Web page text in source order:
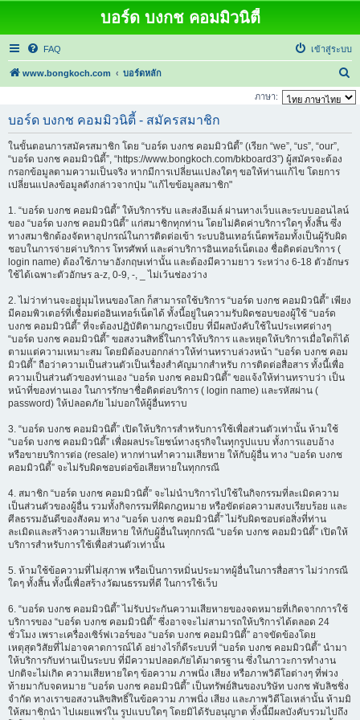
บอร์ด บงกช คอมมิวนิตี้
FAQ เข้าสู่ระบบ
www.bongkoch.com บอร์ดหลัก
น
ภาษา:
บอร์ด บงกช คอมมิวนิตี้ - สมัครสมาชิก
ในขั้นตอนการสมัครสมาชิก โดย “บอร์ด บงกช คอมมิวนิตี้” (เรียก “we”, “us”, “our”,
“บอร์ด บงกช คอมมิวนิตี้”, “https://www.bongkoch.com/bkboard3”) ผู้สมัครจะต้อง
กรอกข้อมูลตามความเป็นจริง หากมีการเปลี่ยนแปลงใดๆ ขอให้ท่านแก้ไข โดยการ
เปลี่ยนแปลงข้อมูลดังกล่าวจากปุ่ม "แก้ไขข้อมูลสมาชิก"
1. “บอร์ด บงกช คอมมิวนิตี้” ให้บริการรับ และส่งอีเมล์ ผ่านทางเว็บและระบบออนไลน์
ของ “บอร์ด บงกช คอมมิวนิตี้” แก่สมาชิกทุกท่าน โดยไม่คิดค่าบริการใดๆ ทั้งสิ้น ซึ่ง
ทางสมาชิกต้องจัดหาอุปกรณ์ในการติดต่อเข้า ระบบอินเทอร์เน็ตพร้อมทั้งเป็นผู้รับผิด
ชอบในการจ่ายค่าบริการ โทรศัพท์ และค่าบริการอินเทอร์เน็ตเอง ชื่อติดต่อบริการ (
login name) ต้องใช้ภาษาอังกฤษเท่านั้น และต้องมีความยาว ระหว่าง 6-18 ตัวอักษร
ใช้ได้เฉพาะตัวอักษร a-z, 0-9, -, _ ไม่เว้นช่องว่าง
2. ไม่ว่าท่านจะอยู่มุมไหนของโลก ก็สามารถใช้บริการ “บอร์ด บงกช คอมมิวนิตี้” เพียง
มีคอมพิวเตอร์ที่เชื่อมต่ออินเทอร์เน็ตได้ ทั้งนี้อยู่ในความรับผิดชอบของผู้ใช้ “บอร์ด
บงกช คอมมิวนิตี้” ที่จะต้องปฏิบัติตามกฎระเบียบ ที่มีผลบังคับใช้ในประเทศต่างๆ
“บอร์ด บงกช คอมมิวนิตี้” ขอสงวนสิทธิ์ในการให้บริการ และหยุดให้บริการเมื่อใดก็ได้
ตามแต่ความเหมาะสม โดยมิต้องบอกกล่าวให้ท่านทราบล่วงหน้า “บอร์ด บงกช คอม
มิวนิตี้” ถือว่าความเป็นส่วนตัวเป็นเรื่องสำคัญมากสำหรับ การติดต่อสื่อสาร ทั้งนี้เพื่อ
ความเป็นส่วนตัวของท่านเอง “บอร์ด บงกช คอมมิวนิตี้” ขอแจ้งให้ท่านทราบว่า เป็น
หน้าที่ของท่านเอง ในการรักษาชื่อติดต่อบริการ ( login name) และรหัสผ่าน (
password) ให้ปลอดภัย ไม่บอกให้ผู้อื่นทราบ
3. “บอร์ด บงกช คอมมิวนิตี้” เปิดให้บริการสำหรับการใช้เพื่อส่วนตัวเท่านั้น ห้ามใช้
“บอร์ด บงกช คอมมิวนิตี้” เพื่อผลประโยชน์ทางธุรกิจในทุกรูปแบบ ทั้งการแอบอ้าง
หรือขายบริการต่อ (resale) หากท่านทำความเสียหาย ให้กับผู้อื่น ทาง “บอร์ด บงกช
คอมมิวนิตี้” จะไม่รับผิดชอบต่อข้อเสียหายในทุกกรณี
4. สมาชิก “บอร์ด บงกช คอมมิวนิตี้” จะไม่นำบริการไปใช้ในกิจกรรมที่ละเมิดความ
เป็นส่วนตัวของผู้อื่น รวมทั้งกิจกรรมที่ผิดกฎหมาย หรือขัดต่อความสงบเรียบร้อย และ
ศีลธรรมอันดีของสังคม ทาง “บอร์ด บงกช คอมมิวนิตี้” ไม่รับผิดชอบต่อสิ่งที่ท่าน
ละเมิดและสร้างความเสียหาย ให้กับผู้อื่นในทุกกรณี “บอร์ด บงกช คอมมิวนิตี้” เปิดให้
บริการสำหรับการใช้เพื่อส่วนตัวเท่านั้น
5. ห้ามใช้ข้อความที่ไม่สุภาพ หรือเป็นการหมิ่นประมาทผู้อื่นในการสื่อสาร ไม่ว่ากรณี
ใดๆ ทั้งสิ้น ทั้งนี้เพื่อสร้างวัฒนธรรมที่ดี ในการใช้เว็บ
6. “บอร์ด บงกช คอมมิวนิตี้” ไม่รับประกันความเสียหายของจดหมายที่เกิดจากการใช้
บริการของ “บอร์ด บงกช คอมมิวนิตี้” ซึ่งอาจจะไม่สามารถให้บริการได้ตลอด 24
ชั่วโมง เพราะเครื่องเซิร์ฟเวอร์ของ “บอร์ด บงกช คอมมิวนิตี้” อาจขัดข้องโดย
เหตุสุดวิสัยที่ไม่อาจคาดการณ์ได้ อย่างไรก็ดีระบบที่ “บอร์ด บงกช คอมมิวนิตี้” นำมา
ให้บริการกับท่านเป็นระบบ ที่มีความปลอดภัยได้มาตรฐาน ซึ่งในภาวะการทำงาน
ปกติจะไม่เกิด ความเสียหายใดๆ ข้อความ ภาพนิ่ง เสียง หรือภาพวิดีโอต่างๆ ที่พ่วง
ท้ายมากับจดหมาย “บอร์ด บงกช คอมมิวนิตี้” เป็นทรัพย์สินของบริษัท บงกช พับลิชชิ่ง
จำกัด ทางเราขอสงวนลิขสิทธิ์ในข้อความ ภาพนิ่ง เสียง และภาพวิดีโอเหล่านั้น ห้ามมิ
ให้สมาชิกนำ ไปเผยแพร่ใน รูปแบบใดๆ โดยมิได้รับอนุญาต ทั้งนี้มีผลบังคับรวมไปถึง